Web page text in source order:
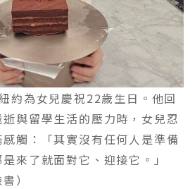
約為女兒慶祝22歲生日。他回
與留學生活的壓力時，女兒忍
觸：「其實沒有任何人是準備
來了就面對它、迎接它。」
）